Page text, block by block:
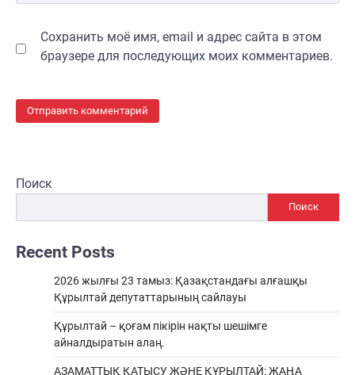
Сохранить моё имя, email и адрес сайта в этом
браузере для последующих моих комментариев.
Поиск
Поиск
Recent Posts
2026 жылғы 23 тамыз: Қазақстандағы алғашқы
Құрылтай депутаттарының сайлауы
Құрылтай – қоғам пікірін нақты шешімге
айналдыратын алаң.
АЗАМАТТЫҚ ҚАТЫСУ ЖӘНЕ ҚҰРЫЛТАЙ: ЖАҢА